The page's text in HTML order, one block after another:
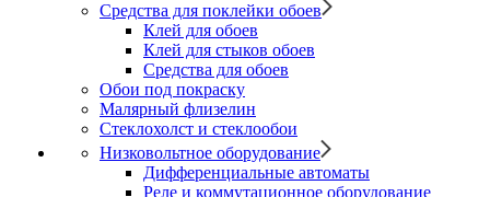
Средства для поклейки обоев
Клей для обоев
Клей для стыков обоев
Средства для обоев
Обои под покраску
Малярный флизелин
Стеклохолст и стеклообои
Низковольтное оборудование
Дифференциальные автоматы
Реле и коммутационное оборудование